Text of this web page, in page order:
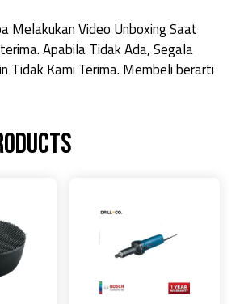
Melakukan Video Unboxing Saat
Apabila Tidak Ada, Segala
Tidak Kami Terima. Membeli berarti